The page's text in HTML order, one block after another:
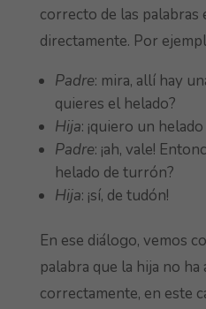
correcto de las
directamente. Por
Padre: mira, allí hay
quieres el helado?
Hija: ¡quiero un
Padre: ¡ah, vale!
helado de turrón?
Hija: ¡sí, de tudón!
En ese diálogo, vemos
palabra que la hija no
correctamente, en este